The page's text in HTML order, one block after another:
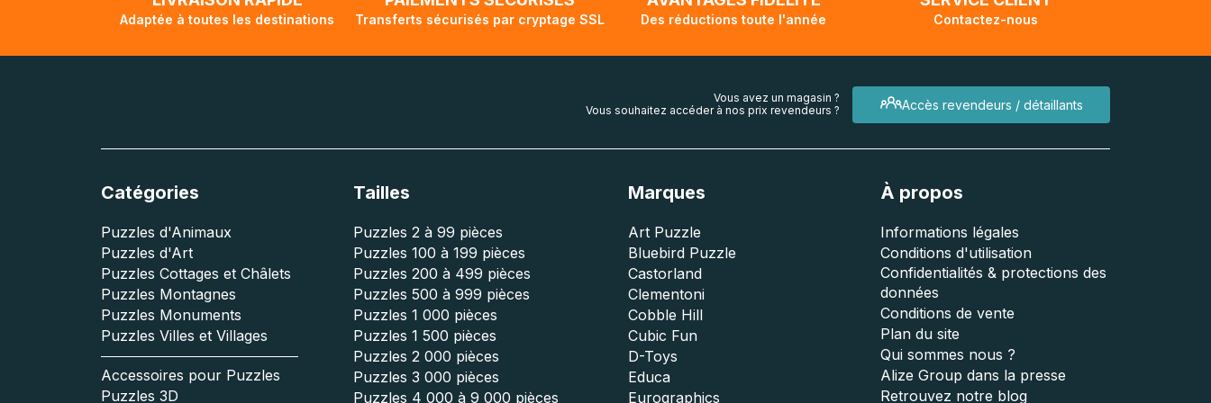
Adaptée à toutes les destinations Transferts sécurisés par cryptage SSL Des réductions toute l'année Contactez-nous
Accès revendeurs / détaillants
Vous avez un magasin ?
Vous souhaitez accéder à nos prix revendeurs ?
Catégories
Puzzles d'Animaux
Puzzles d'Art
Puzzles Cottages et Châlets
Puzzles Montagnes
Puzzles Monuments
Puzzles Villes et Villages
Accessoires pour Puzzles
Puzzles 3D
Tailles
Puzzles 2 à 99 pièces
Puzzles 100 à 199 pièces
Puzzles 200 à 499 pièces
Puzzles 500 à 999 pièces
Puzzles 1 000 pièces
Puzzles 1 500 pièces
Puzzles 2 000 pièces
Puzzles 3 000 pièces
Puzzles 4 000 à 9 000 pièces
Marques
Art Puzzle
Bluebird Puzzle
Castorland
Clementoni
Cobble Hill
Cubic Fun
D-Toys
Educa
Eurographics
À propos
Informations légales
Conditions d'utilisation
Confidentialités & protections des
données
Conditions de vente
Plan du site
Qui sommes nous ?
Alize Group dans la presse
Retrouvez notre blog